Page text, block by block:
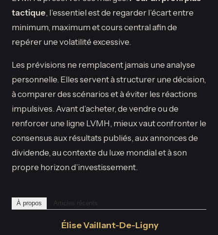
tactique, l’essentiel est de regarder l’écart entre
minimum, maximum et cours central afin de
repérer une volatilité excessive.
Les prévisions ne remplacent jamais une analyse
personnelle. Elles servent à structurer une décision,
à comparer des scénarios et à éviter les réactions
impulsives. Avant d’acheter, de vendre ou de
renforcer une ligne LVMH, mieux vaut confronter le
consensus aux résultats publiés, aux annonces de
dividende, au contexte du luxe mondial et à son
propre horizon d’investissement.
À propos Articles récents
Élise Vaillant-De-Ligny